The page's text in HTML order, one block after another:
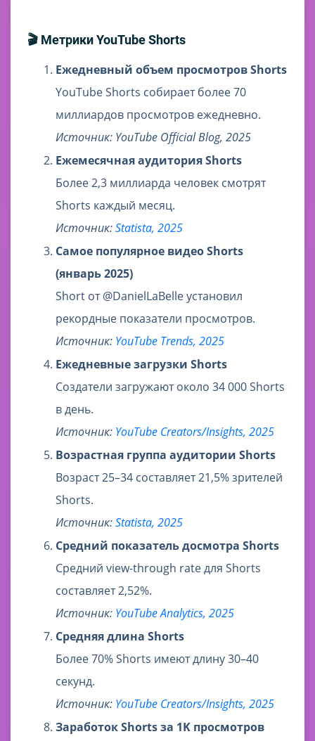
🎬 Метрики YouTube Shorts
Ежедневный объем просмотров Shorts
YouTube Shorts собирает более 70
миллиардов просмотров ежедневно.
Источник: YouTube Official Blog, 2025
Ежемесячная аудитория Shorts
Более 2,3 миллиарда человек смотрят
Shorts каждый месяц.
Источник:Statista, 2025
Самое популярное видео Shorts
(январь 2025)
Short от @DanielLaBelle установил
рекордные показатели просмотров.
Источник: YouTube Trends, 2025
Ежедневные загрузки Shorts
Создатели загружают около 34 000 Shorts
в день.
Источник: YouTube Creators/Insights, 2025
Возрастная группа аудитории Shorts
Возраст 25–34 составляет 21,5% зрителей
Shorts.
Источник:Statista, 2025
Средний показатель досмотра Shorts
Средний view-through rate для Shorts
составляет 2,52%.
Источник: YouTube Analytics, 2025
Средняя длина Shorts
Более 70% Shorts имеют длину 30–40
секунд.
Источник: YouTube Creators/Insights, 2025
Заработок Shorts за 1K просмотров